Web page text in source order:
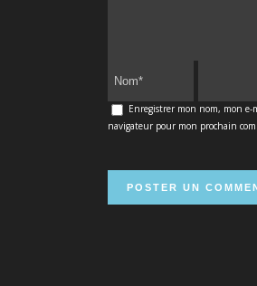
Enregistrer mon nom, mon
navigateur pour mon prochain